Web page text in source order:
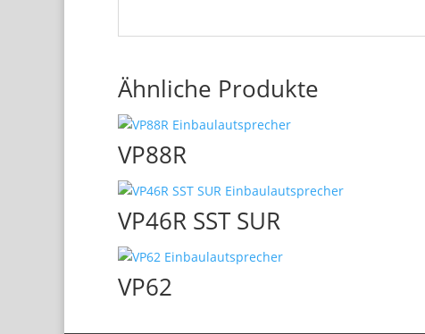
Ähnliche Produkte
VP88R
VP46R SST SUR
VP62